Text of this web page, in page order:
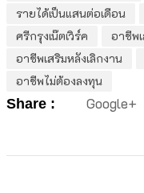
รายได้เป็นแสนต่อเดือน
ศรีกรุงเน๊ตเวิร์ค
อาชีพ
อาชีพเสริมหลังเลิกงาน
อาชีพไม่ต้องลงทุน
Share : Google+